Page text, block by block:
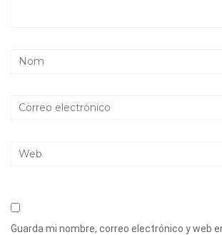
Guarda mi nombre, correo electrónico y web